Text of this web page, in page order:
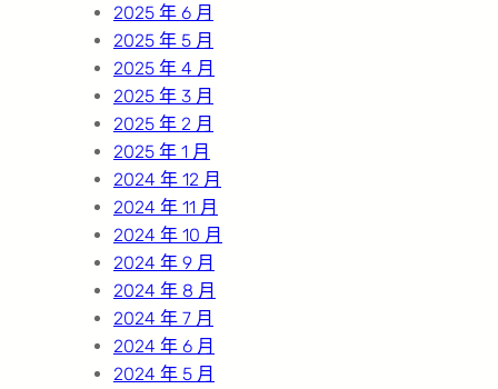
2025 年 6 月
2025 年 5 月
2025 年 4 月
2025 年 3 月
2025 年 2 月
2025 年 1 月
2024 年 12 月
2024 年 11 月
2024 年 10 月
2024 年 9 月
2024 年 8 月
2024 年 7 月
2024 年 6 月
2024 年 5 月